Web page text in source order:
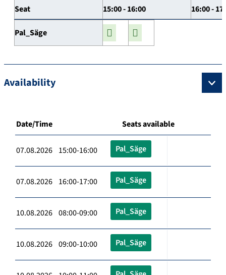
Seat 15:00 - 16:00 16:00 -
Pal_Säge
Availability
Date/Time Seats available
07.08.2026 15:00-16:00 Pal_Säge
07.08.2026 16:00-17:00 Pal_Säge
10.08.2026 08:00-09:00 Pal_Säge
10.08.2026 09:00-10:00 Pal_Säge